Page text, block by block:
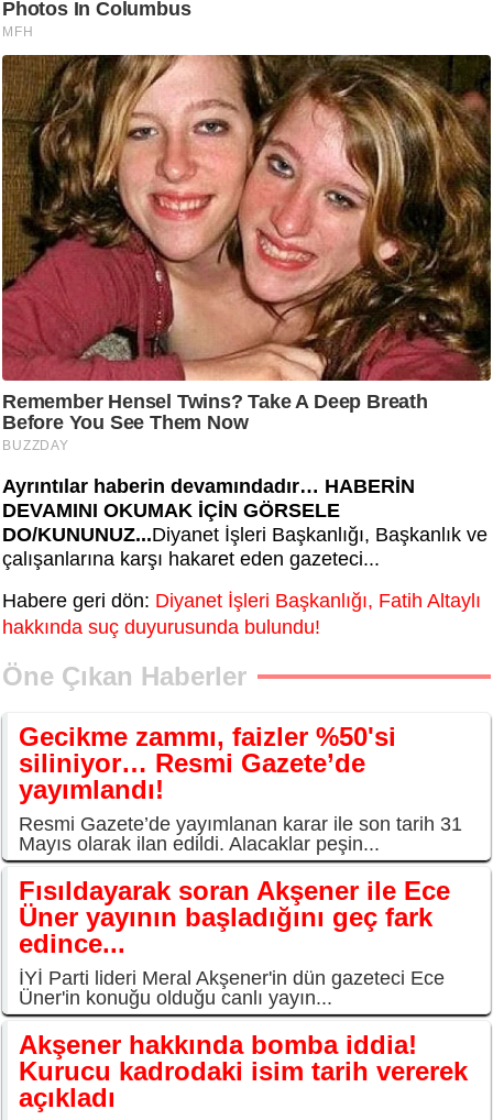
Ayrıntılar haberin devamındadır… HABERİN
DEVAMINI OKUMAK İÇİN GÖRSELE
DO/KUNUNUZ...Diyanet İşleri Başkanlığı, Başkanlık ve
çalışanlarına karşı hakaret eden gazeteci...
Habere geri dön: Diyanet İşleri Başkanlığı, Fatih Altaylı
hakkında suç duyurusunda bulundu!
Öne Çıkan Haberler
Gecikme zammı, faizler %50'si
siliniyor… Resmi Gazete’de
yayımlandı!
Resmi Gazete’de yayımlanan karar ile son tarih 31
Mayıs olarak ilan edildi. Alacaklar peşin...
Fısıldayarak soran Akşener ile Ece
Üner yayının başladığını geç fark
edince...
İYİ Parti lideri Meral Akşener'in dün gazeteci Ece
Üner'in konuğu olduğu canlı yayın...
Akşener hakkında bomba iddia!
Kurucu kadrodaki isim tarih vererek
açıkladı